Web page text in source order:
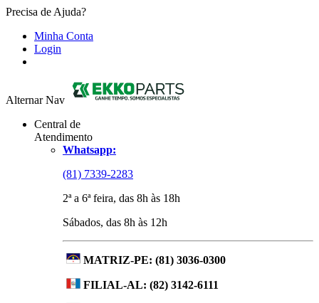
Precisa de Ajuda?
Minha Conta
Login
Alternar Nav
Central de
Atendimento
Whatsapp:
(81) 7339-2283
2ª a 6ª feira, das 8h às 18h
Sábados, das 8h às 12h
MATRIZ-PE: (81) 3036-0300
FILIAL-AL: (82) 3142-6111